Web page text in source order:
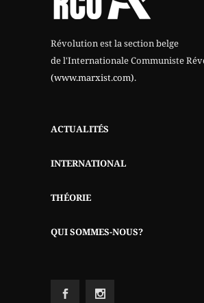
Révolution est la section belge
de l'Internationale Communiste
(www.marxist.com).
ACTUALITÉS
INTERNATIONAL
THÉORIE
QUI SOMMES-NOUS?